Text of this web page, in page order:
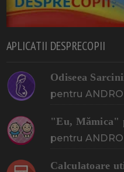
APLICATII DESPRECOPII
Odiseea
pentru
"Eu, Mămica"
pentru
Calculatoare